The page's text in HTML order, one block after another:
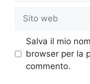
web
Salva il mio
browser per la
commento.